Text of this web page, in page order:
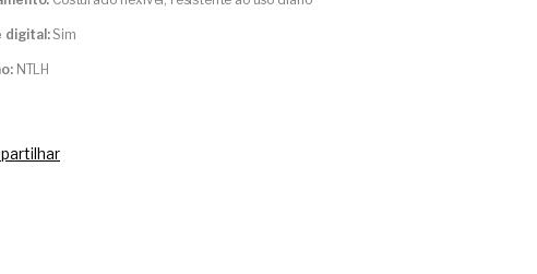
digital:Sim
NTLH